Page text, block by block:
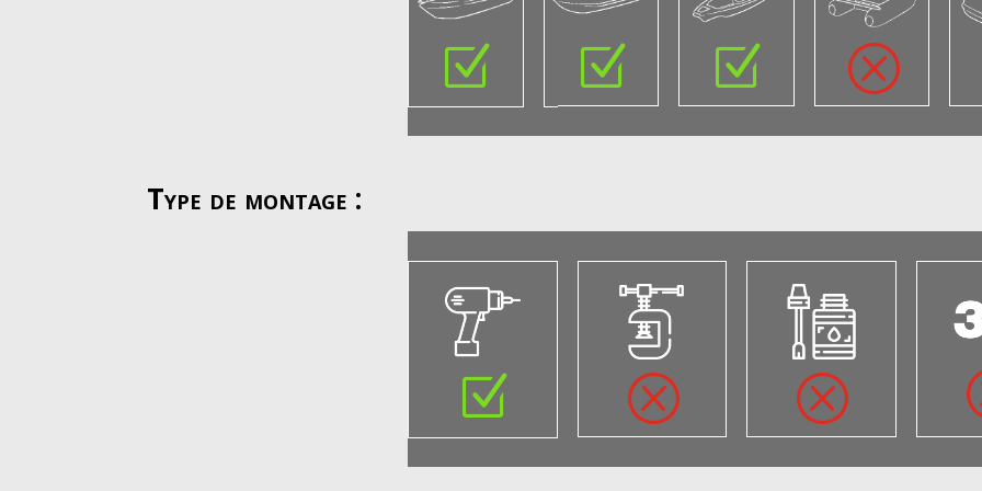
Z Z Z Q
Type de montage :
Z Q Q